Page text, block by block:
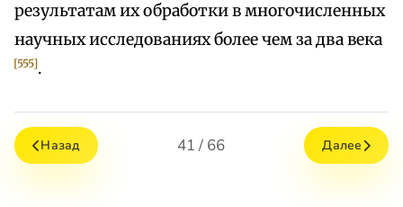
результатам их обработки в многочисленных
научных исследованиях более чем за два века
[555].
Назад 41 / 66 Далее